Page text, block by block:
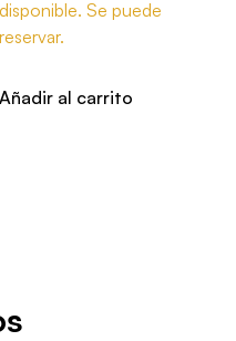
disponible. Se puede
reservar.
Añadir al carrito